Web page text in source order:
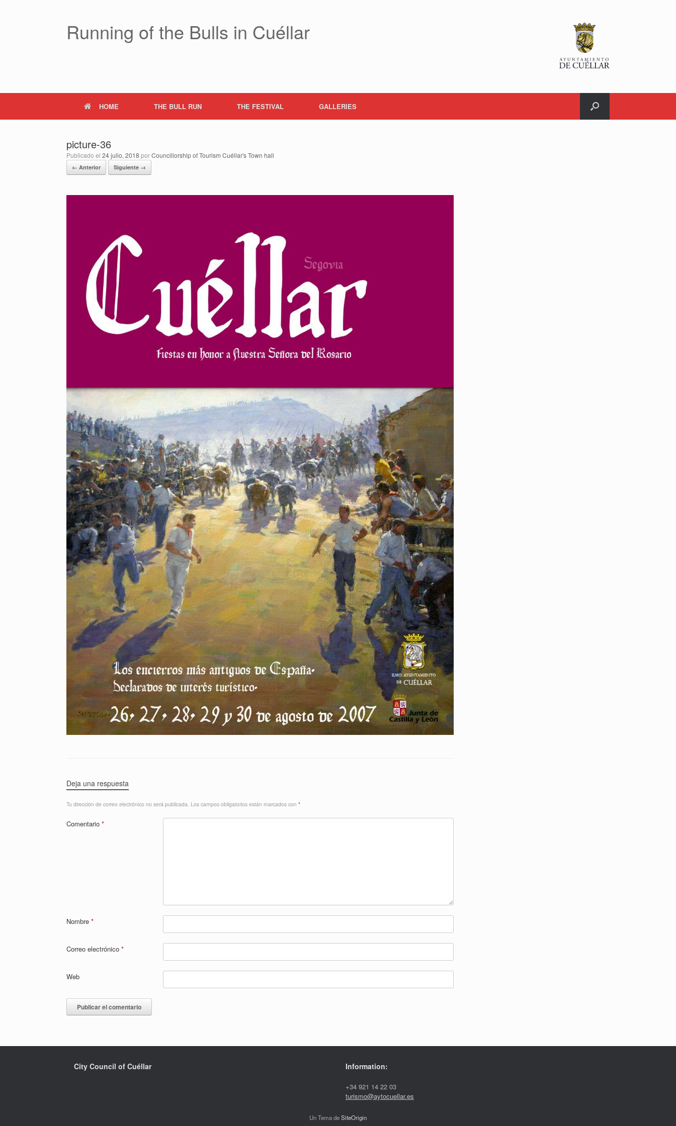
Running of the Bulls in Cuéllar
HOME THE BULL RUN THE FESTIVAL GALLERIES
picture-36
Publicado el 24 julio, 2018 porCouncillorship of Tourism Cuéllar's Town hall
← Anterior Siguiente →
Deja una respuesta
Tu dirección de correo electrónico no será publicada. Los campos obligatorios están marcados con *
Comentario *
Nombre *
Correo electrónico *
Web
City Council of Cuéllar Information:
+34 921 14 22 03
turismo@aytocuellar.es
Un Tema deSiteOrigin